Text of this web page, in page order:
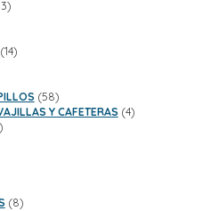
13
1414
5858
productos
Y CAFETERAS 44
88